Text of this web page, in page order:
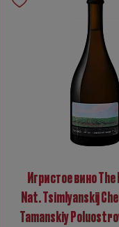
Игристое вино
Nat. Tsimlyanskij
Tamanskiy